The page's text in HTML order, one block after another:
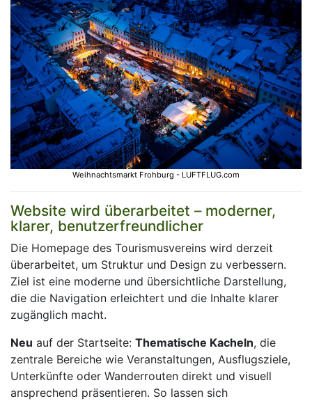
Weihnachtsmarkt Frohburg - LUFTFLUG.com
Website wird überarbeitet – moderner,
klarer, benutzerfreundlicher
Die Homepage des Tourismusvereins wird derzeit
überarbeitet, um Struktur und Design zu verbessern.
Ziel ist eine moderne und übersichtliche Darstellung,
die die Navigation erleichtert und die Inhalte klarer
zugänglich macht.
Neu auf der Startseite: Thematische Kacheln, die
zentrale Bereiche wie Veranstaltungen, Ausflugsziele,
Unterkünfte oder Wanderrouten direkt und visuell
ansprechend präsentieren. So lassen sich